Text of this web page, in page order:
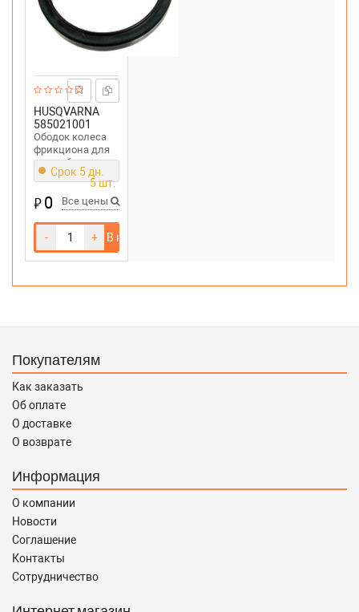
HUSQVARNA
585021001
Ободок колеса
фрикциона для
снегоуборщика
McCULLOCH
Срок 5 дн.
5 шт.
₽0 Все цены
- + В корзину
Покупателям
Как заказать
Об оплате
О доставке
О возврате
Информация
О компании
Новости
Соглашение
Контакты
Сотрудничество